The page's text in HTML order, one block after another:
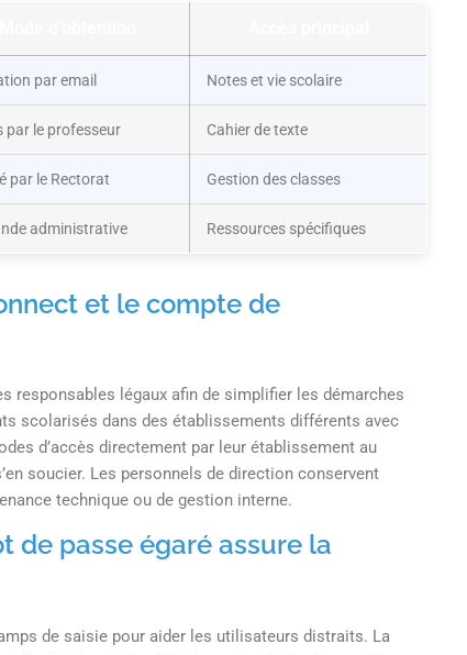
par email Notes et vie scolaire
par le professeur Cahier de texte
par le Rectorat Gestion des classes
administrative Ressources spécifiques
et le compte de
responsables légaux afin de simplifier les démarches
scolarisés dans des établissements différents avec
d’accès directement par leur établissement au
soucier. Les personnels de direction conservent
technique ou de gestion interne.
de passe égaré assure la
de saisie pour aider les utilisateurs distraits. La